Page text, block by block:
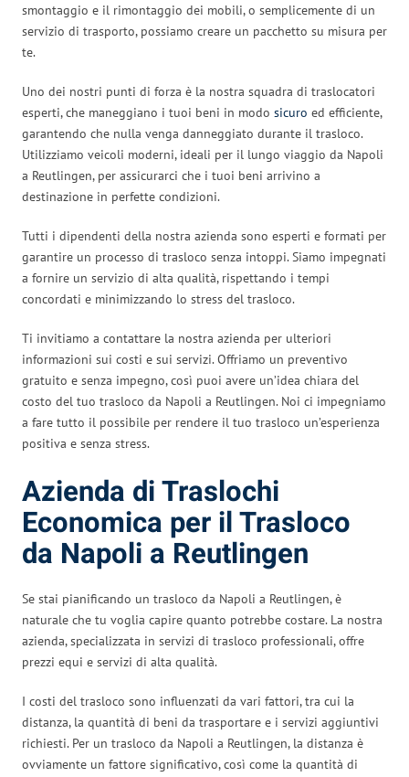
smontaggio e il rimontaggio dei mobili, o semplicemente di un
servizio di trasporto, possiamo creare un pacchetto su misura per
te.
Uno dei nostri punti di forza è la nostra squadra di traslocatori
esperti, che maneggiano i tuoi beni in modo sicuro ed efficiente,
garantendo che nulla venga danneggiato durante il trasloco.
Utilizziamo veicoli moderni, ideali per il lungo viaggio da Napoli
a Reutlingen, per assicurarci che i tuoi beni arrivino a
destinazione in perfette condizioni.
Tutti i dipendenti della nostra azienda sono esperti e formati per
garantire un processo di trasloco senza intoppi. Siamo impegnati
a fornire un servizio di alta qualità, rispettando i tempi
concordati e minimizzando lo stress del trasloco.
Ti invitiamo a contattare la nostra azienda per ulteriori
informazioni sui costi e sui servizi. Offriamo un preventivo
gratuito e senza impegno, così puoi avere un’idea chiara del
costo del tuo trasloco da Napoli a Reutlingen. Noi ci impegniamo
a fare tutto il possibile per rendere il tuo trasloco un’esperienza
positiva e senza stress.
Azienda di Traslochi
Economica per il Trasloco
da Napoli a Reutlingen
Se stai pianificando un trasloco da Napoli a Reutlingen, è
naturale che tu voglia capire quanto potrebbe costare. La nostra
azienda, specializzata in servizi di trasloco professionali, offre
prezzi equi e servizi di alta qualità.
I costi del trasloco sono influenzati da vari fattori, tra cui la
distanza, la quantità di beni da trasportare e i servizi aggiuntivi
richiesti. Per un trasloco da Napoli a Reutlingen, la distanza è
ovviamente un fattore significativo, così come la quantità di